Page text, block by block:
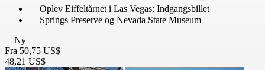
Oplev Eiffeltårnet i Las Vegas: Indgangsbillet
Springs Preserve og Nevada State Museum
Ny
Fra 50,75 US$
48,21 US$